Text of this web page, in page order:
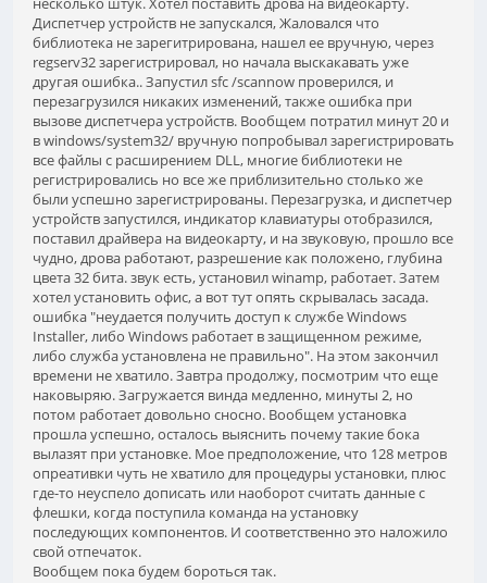
Диспетчер устройств не запускался, Жаловался что
библиотека не зарегитрирована, нашел ее вручную, через
regserv32 зарегистрировал, но начала выскакавать уже
другая ошибка.. Запустил sfc /scannow проверился, и
перезагрузился никаких изменений, также ошибка при
вызове диспетчера устройств. Вообщем потратил минут 20 и
в windows/system32/ вручную попробывал зарегистрировать
все файлы с расширением DLL, многие библиотеки не
регистрировались но все же приблизительно столько же
были успешно зарегистрированы. Перезагрузка, и диспетчер
устройств запустился, индикатор клавиатуры отобразился,
поставил драйвера на видеокарту, и на звуковую, прошло все
чудно, дрова работают, разрешение как положено, глубина
цвета 32 бита. звук есть, установил winamp, работает. Затем
хотел установить офис, а вот тут опять скрывалась засада.
ошибка "неудается получить доступ к службе Windows
Installer, либо Windows работает в защищенном режиме,
либо служба установлена не правильно". На этом закончил
времени не хватило. Завтра продолжу, посмотрим что еще
наковыряю. Загружается винда медленно, минуты 2, но
потом работает довольно сносно. Вообщем установка
прошла успешно, осталось выяснить почему такие бока
вылазят при установке. Мое предположение, что 128 метров
опреативки чуть не хватило для процедуры установки, плюс
где-то неуспело дописать или наоборот считать данные с
флешки, когда поступила команда на установку
последующих компонентов. И соответственно это наложило
свой отпечаток.
Вообщем пока будем бороться так.